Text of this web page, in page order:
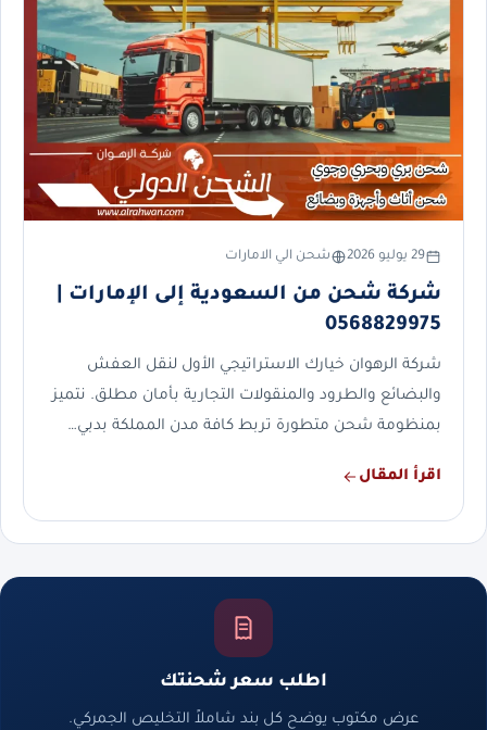
29 يوليو 2026 شحن الي الامارات
شركة شحن من السعودية إلى الإمارات |
0568829975
شركة الرهوان خيارك الاستراتيجي الأول لنقل العفش
والبضائع والطرود والمنقولات التجارية بأمان مطلق. نتميز
بمنظومة شحن متطورة تربط كافة مدن المملكة بدبي…
اقرأ المقال
اطلب سعر شحنتك
عرض مكتوب يوضح كل بند شاملاً التخليص الجمركي.